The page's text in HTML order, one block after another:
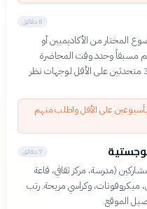
8 دقائق
المختار من الأكاديميين أو
مسبقاً وحدد وقت المحاضرة
ومدتها (عادة 20-30 دقيقة). اختر 2-3 متحدثين على الأقل لوجهات نظر
على الأقل واطلب منهم
7 دقائق
(مدرسة، مركز ثقافي، قاعة
وكراسي مريحة. رتب
الموقع.